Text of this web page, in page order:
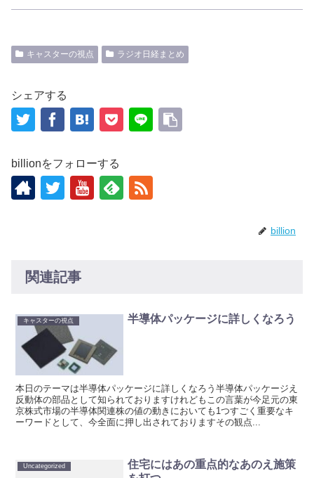
キャスターの視点 ラジオ日経まとめ
シェアする
billionをフォローする
billion
関連記事
キャスターの視点 半導体パッケージに詳しくなろう
本日のテーマは半導体パッケージに詳しくなろう半導体パッケージえ
反動体の部品として知られておりますけれどもこの言葉が今足元の東
京株式市場の半導体関連株の値の動きにおいても1つすごく重要なキ
ーワードとして、今全面に押し出されておりますその観点...
Uncategorized
住宅にはあの重点的なあのえ施策